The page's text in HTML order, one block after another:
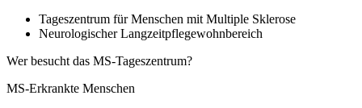
Tageszentrum für Menschen mit Multiple Sklerose
Neurologischer Langzeitpflegewohnbereich
Wer besucht das MS-Tageszentrum?
MS-Erkrankte Menschen